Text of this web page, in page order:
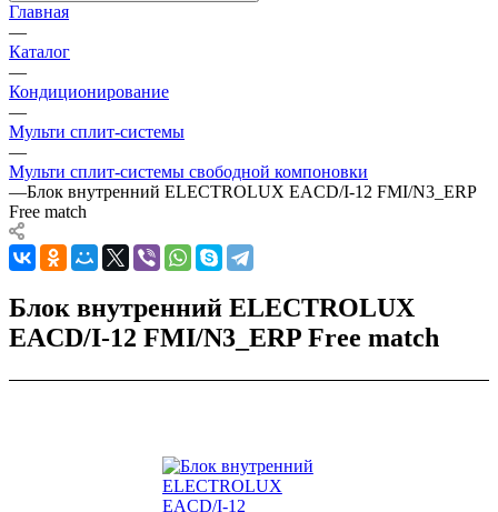
Главная
—
Каталог
—
Кондиционирование
—
Мульти сплит-системы
—
Мульти сплит-системы свободной компоновки
—Блок внутренний ELECTROLUX EACD/I-12 FMI/N3_ERP
Free match
Блок внутренний ELECTROLUX
EACD/I-12 FMI/N3_ERP Free match